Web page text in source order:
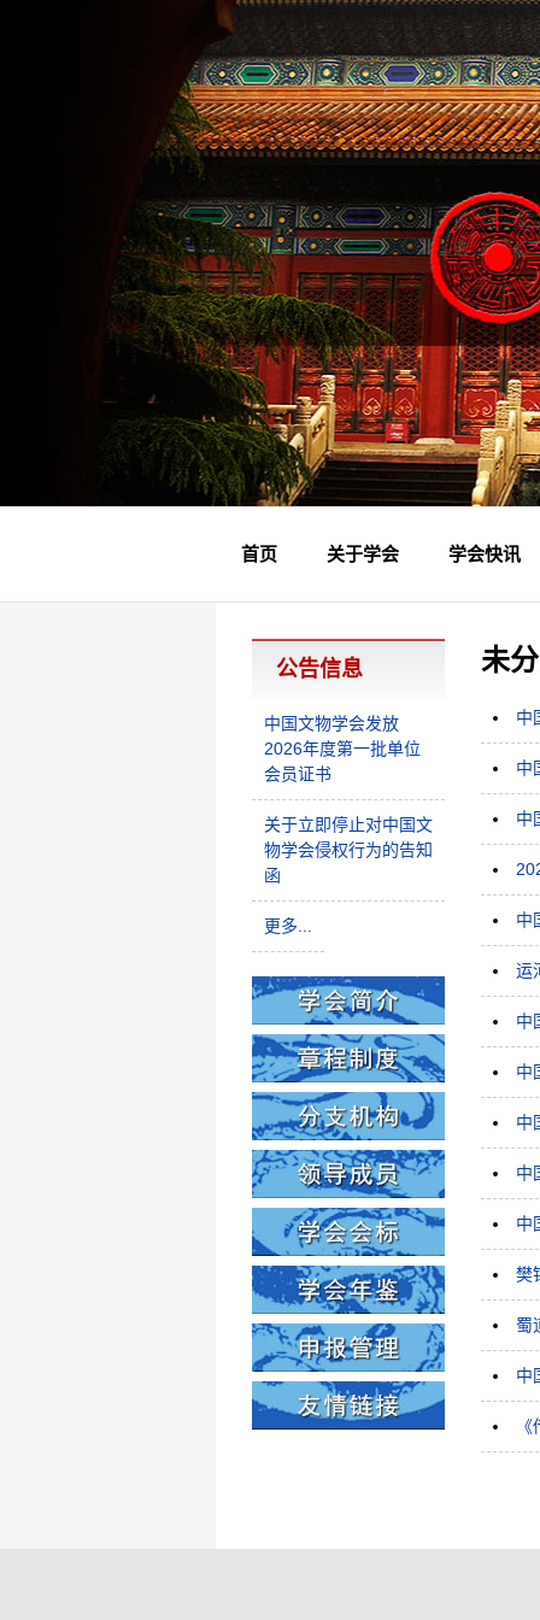
首页 关于学会
学会简介
章程制度
领导成员
理事名单
专家委员会
学术专家
学会会标
学会年鉴
学会快讯
学会动态
文物要闻
未
中
中
中
中
运
中
中
中
中
中
樊
蜀
中
公告信息
中国文物学会发放
2026年度第一批单位
会员证书
关于立即停止对中国文
物学会侵权行为的告知
函
更多...